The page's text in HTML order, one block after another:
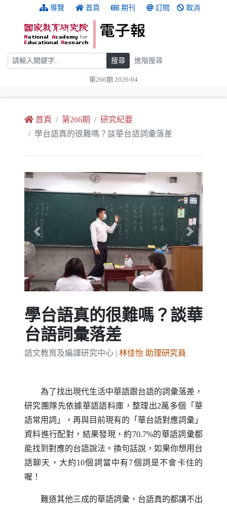
跳到主要內容 導覽 首頁 期刊 訂閱 取消
搜尋 搜尋 進階搜尋
第266期 2026-04
首頁 第266期
研究紀要
學台語真的很難嗎？談華台語詞彙落差
Previous Next
學台語真的很難嗎？談華
台語詞彙落差
語文教育及編譯研究中心 | 林佳怡 助理研究員
為了找出現代生活中華語跟台語的詞彙落差，
研究團隊先依據華語語料庫，整理出2萬多個「華
語常用詞」，再與目前現有的「華台語對應詞彙」
資料進行配對，結果發現，約70.7%的華語詞彙都
能找到對應的台語說法。換句話說，如果你想用台
語聊天，大約10個詞當中有7個詞是不會卡住的
喔！
難道其他三成的華語詞彙，台語真的都講不出